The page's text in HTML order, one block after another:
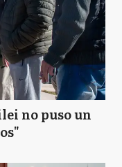
no puso un